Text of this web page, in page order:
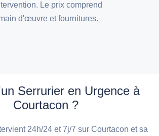
Le prix comprend
d'œuvre et fournitures.
Serrurier en Urgence à
Courtacon ?
24h/24 et 7j/7 sur Courtacon et sa